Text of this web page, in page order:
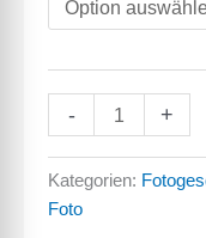
-
heisst
Freundschaft,
weil
man
+
Kategorien:
Foto